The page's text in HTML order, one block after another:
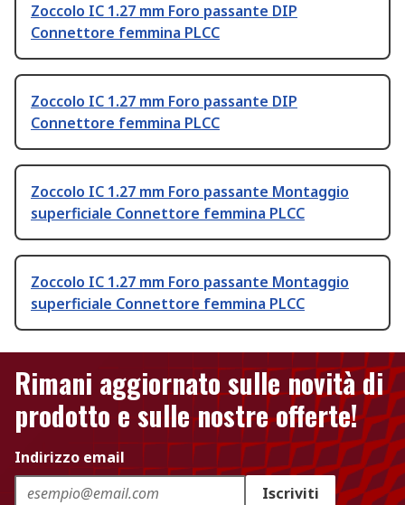
Zoccolo IC 1.27 mm Foro passante DIP
Connettore femmina PLCC
Zoccolo IC 1.27 mm Foro passante DIP
Connettore femmina PLCC
Zoccolo IC 1.27 mm Foro passante Montaggio
superficiale Connettore femmina PLCC
Zoccolo IC 1.27 mm Foro passante Montaggio
superficiale Connettore femmina PLCC
Rimani aggiornato sulle novità di
prodotto e sulle nostre offerte!
Indirizzo email
Iscriviti